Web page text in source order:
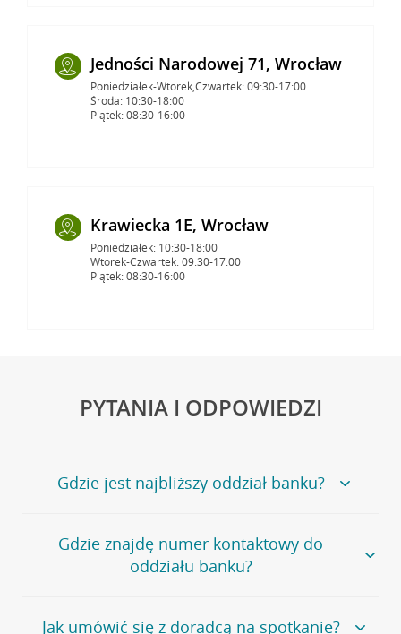
Jedności Narodowej 71, Wrocław
Poniedziałek-Wtorek,Czwartek: 09:30-17:00
Środa: 10:30-18:00
Piątek: 08:30-16:00
Krawiecka 1E, Wrocław
Poniedziałek: 10:30-18:00
Wtorek-Czwartek: 09:30-17:00
Piątek: 08:30-16:00
PYTANIA I ODPOWIEDZI
Gdzie jest najbliższy oddział banku?
Jeśli szukasz oddziału naszego banku, zapraszamy na
stronęPlacówki i bankomaty, na której znajduje się
wygodna wyszukiwarka.
oddziałów
Gdzie znajdę numer kontaktowy do
oddziału banku?
Bank Credit Agricole nie udostępnia ogólnego numeru
Jak umówić się z doradcą na spotkanie?